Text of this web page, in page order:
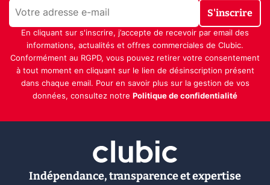
S'inscrire
En cliquant sur s'inscrire, j’accepte de recevoir par email des
informations, actualités et offres commerciales de Clubic.
Conformément au RGPD, vous pouvez retirer votre consentement
à tout moment en cliquant sur le lien de désinscription présent
dans chaque email. Pour en savoir plus sur la gestion de vos
données, consultez notre Politique de confidentialité
Indépendance, transparence et expertise